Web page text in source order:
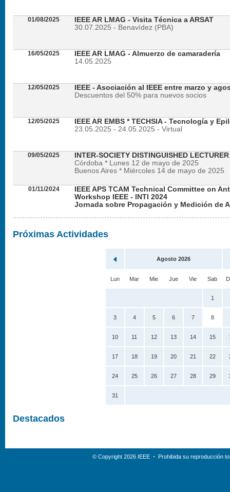
01/08/2025
IEEE AR LMAG - Visita Técnica a ARSAT
30.07.2025 - Benavídez (PBA)
16/05/2025
IEEE AR LMAG - Almuerzo de camaradería
14.05.2025
12/05/2025
IEEE - Asociación al IEEE entre marzo y
Descuentos del 50% para nuevos socios
12/05/2025
IEEE AR EMBS * TECHSIA - Tecnología y
23.05.2025 - 24.05.2025 - Virtual
09/05/2025
INTER-SOCIETY DISTINGUISHED
Córdoba * Lunes 12 de mayo de 2025
Buenos Aires * Miércoles 14 de mayo de 2025
01/11/2024
IEEE APS TCAM Technical Committee on
Workshop IEEE - INTI 2024
Jornada sobre Propagación y Medición de
Próximas Actividades
Agosto 2026
Lun Mar Mie Jue Vie Sab
1
3 4 5 6 7 8
10 11 12 13 14 15
17 18 19 20 21 22
24 25 26 27 28 29
31
Destacados
© Copyright 2026 IEEE Prohibida su reproducción